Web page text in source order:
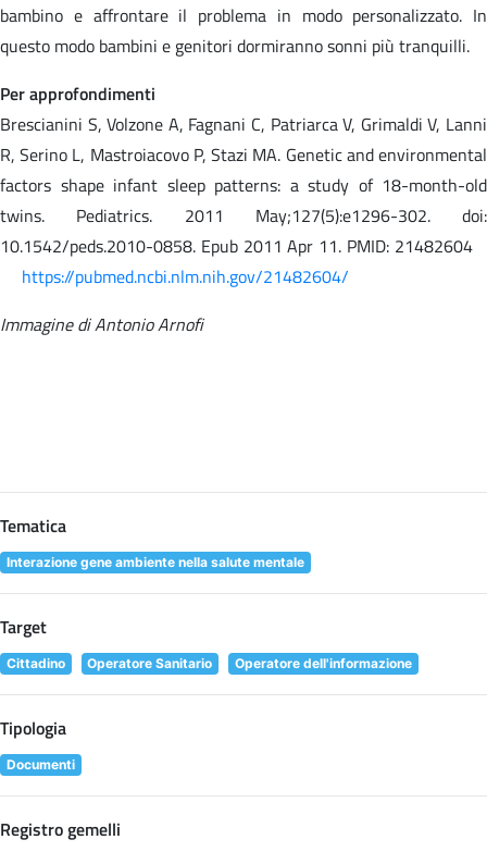
bambino e affrontare il problema in modo personalizzato. In
questo modo bambini e genitori dormiranno sonni più tranquilli.
Per approfondimenti
Brescianini S, Volzone A, Fagnani C, Patriarca V, Grimaldi V, Lanni
R, Serino L, Mastroiacovo P, Stazi MA. Genetic and environmental
factors shape infant sleep patterns: a study of 18-month-old
twins. Pediatrics. 2011 May;127(5):e1296-302. doi:
10.1542/peds.2010-0858. Epub 2011 Apr 11. PMID: 21482604
https://pubmed.ncbi.nlm.nih.gov/21482604/
Immagine di Antonio Arnofi
Tematica
Interazione gene ambiente nella salute mentale
Target
Cittadino Operatore Sanitario Operatore dell'informazione
Tipologia
Documenti
Registro gemelli